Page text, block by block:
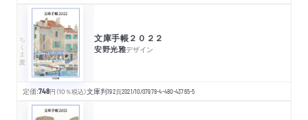
ちくま文庫 文庫手帳２０２２
安野光雅デザイン
定価:748円 （10％税込）文庫判192頁2021/10/07978-4-480-43765-5